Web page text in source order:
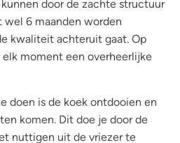
door de zachte structuur
6 maanden worden
kwaliteit achteruit gaat. Op
moment een overheerlijke
doen is de koek ontdooien en
komen. Dit doe je door de
nuttigen uit de vriezer te